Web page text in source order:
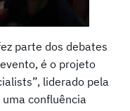
parte dos debates
é o projeto
liderado pela
confluência